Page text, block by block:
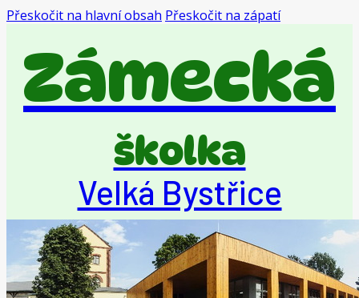
Přeskočit na hlavní obsah Přeskočit na zápatí
Zámecká
školka
Velká Bystřice